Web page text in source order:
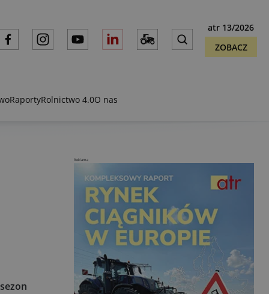
atr 13/2026
ZOBACZ
RaportyRolnictwo 4.0O nas
Reklama